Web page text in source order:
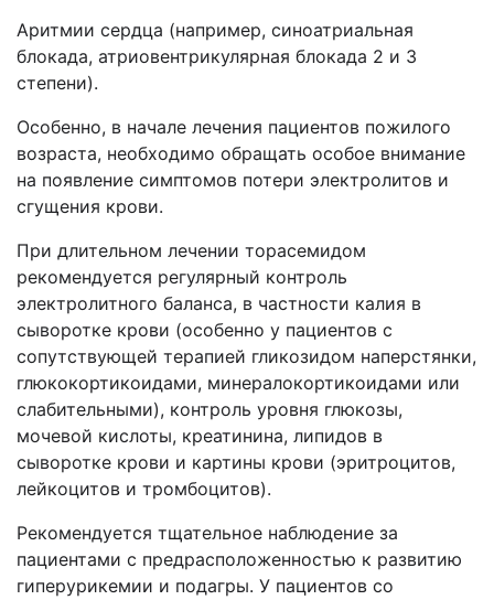
Аритмии сердца (например, синоатриальная
блокада, атриовентрикулярная блокада 2 и 3
степени).
Особенно, в начале лечения пациентов пожилого
возраста, необходимо обращать особое внимание
на появление симптомов потери электролитов и
сгущения крови.
При длительном лечении торасемидом
рекомендуется регулярный контроль
электролитного баланса, в частности калия в
сыворотке крови (особенно у пациентов с
сопутствующей терапией гликозидом наперстянки,
глюкокортикоидами, минералокортикоидами или
слабительными), контроль уровня глюкозы,
мочевой кислоты, креатинина, липидов в
сыворотке крови и картины крови (эритроцитов,
лейкоцитов и тромбоцитов).
Рекомендуется тщательное наблюдение за
пациентами с предрасположенностью к развитию
гиперурикемии и подагры. У пациентов со